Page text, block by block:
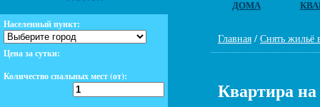
ДОМА
Главная / Снять жильё
Квартира
Населенный пункт:
Цена за сутки:
Количество спальных мест (от):